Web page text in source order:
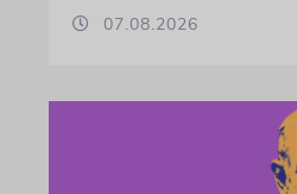
07.08.2026